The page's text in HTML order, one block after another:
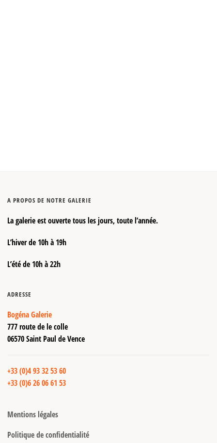
A PROPOS DE NOTRE GALERIE
La galerie est ouverte tous les jours, toute l’année.
L’hiver de 10h à 19h
L’été de 10h à 22h
ADRESSE
Bogéna Galerie
777 route de le colle
06570 Saint Paul de Vence
+33 (0)4 93 32 53 60
+33 (0)6 26 06 61 53
Mentions légales
Politique de confidentialité